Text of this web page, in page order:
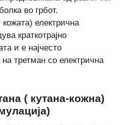
во грбот.
кожата) електрична
краткотрајно
и е најчесто
третман со електрична
( кутана-кожна)